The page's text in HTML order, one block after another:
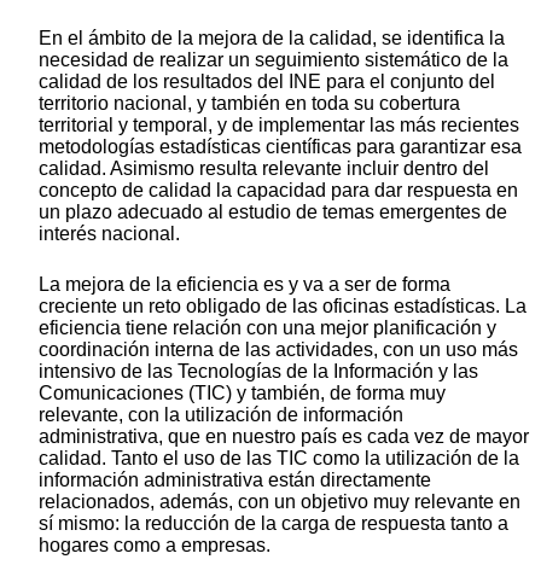
En el ámbito de la mejora de la calidad, se identifica la
necesidad de realizar un seguimiento sistemático de la
calidad de los resultados del INE para el conjunto del
territorio nacional, y también en toda su cobertura
territorial y temporal, y de implementar las más recientes
metodologías estadísticas científicas para garantizar esa
calidad. Asimismo resulta relevante incluir dentro del
concepto de calidad la capacidad para dar respuesta en
un plazo adecuado al estudio de temas emergentes de
interés nacional.
La mejora de la eficiencia es y va a ser de forma
creciente un reto obligado de las oficinas estadísticas. La
eficiencia tiene relación con una mejor planificación y
coordinación interna de las actividades, con un uso más
intensivo de las Tecnologías de la Información y las
Comunicaciones (TIC) y también, de forma muy
relevante, con la utilización de información
administrativa, que en nuestro país es cada vez de mayor
calidad. Tanto el uso de las TIC como la utilización de la
información administrativa están directamente
relacionados, además, con un objetivo muy relevante en
sí mismo: la reducción de la carga de respuesta tanto a
hogares como a empresas.